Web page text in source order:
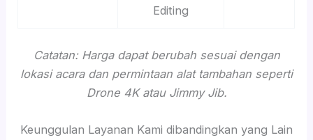
Editing
Catatan: Harga dapat berubah sesuai dengan
lokasi acara dan permintaan alat tambahan seperti
Drone 4K atau Jimmy Jib.
Keunggulan Layanan Kami dibandingkan yang Lain